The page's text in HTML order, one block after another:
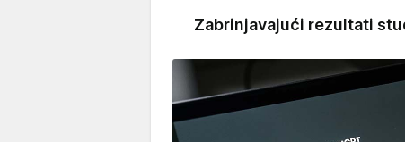
Zabrinjavajući rezultati